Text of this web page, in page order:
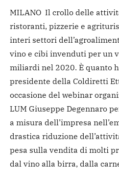
MILANO Il crollo delle
ristoranti, pizzerie e
interi settori
vino e cibi invenduti per un
miliardi nel 2020. È quanto
presidente della Coldiretti
occasione del webinar
LUM Giuseppe Degennaro
a misura dell’impresa
drastica riduzione
pesa sulla vendita di molti
dal vino alla birra, dalla